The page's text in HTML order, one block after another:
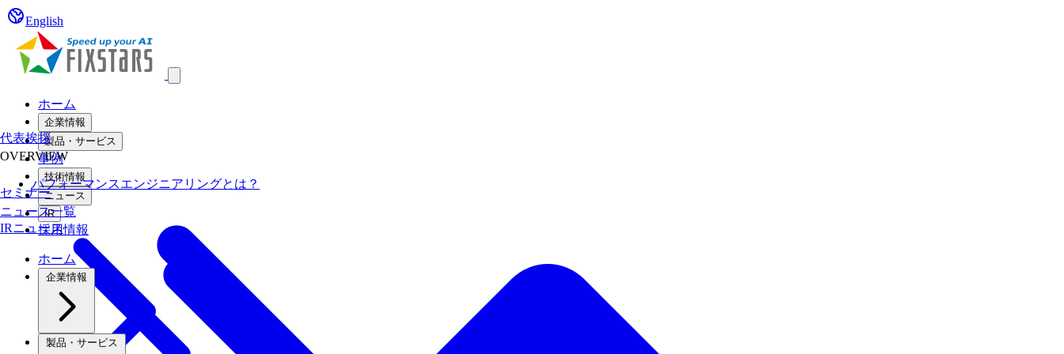
English
ホーム
企業情報
製品・サービス
事例
技術情報
セミナーニュース
ニュース一覧
IR
採用情報
ホーム
企業情報
製品・サービス
代表挨拶
OVERVIEW
パフォーマンスエンジニアリングとは？
IRニュース